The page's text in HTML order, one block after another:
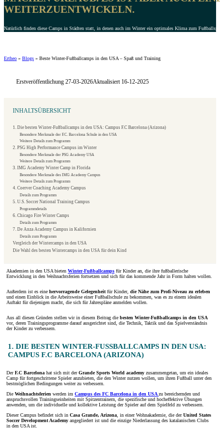
WEITERZUENTWICKELN.
Natürlich finden diese Camps in Städten statt, in denen auch im Winter ein optimales Klima zum
Ertheo » Blogs » Beste Winter-Fußballcamps in den USA – Spaß und Training
Erstveröffentlichung 27-03-2026Aktualisiert 16-12-2025
INHALTSÜBERSICHT
1. Die besten Winter-Fußballcamps in den USA: Campus F.C Barcelona (Arizona)
Besondere Merkmale der F.C. Barcelona Schule in den USA
Weitere Details zum Programm
2. PSG High Performance Campus im Winter
Besondere Merkmale der PSG Academy USA
Weitere Details zum Programm
3. IMG Academy Winter Camp in Florida
Besondere Merkmale des IMG Academy Campus
Weitere Details zum Programm
4. Coerver Coaching Academy Campus
Details zum Programm
5. U.S. Soccer National Training Campus
Programmdetails
6. Chicago Fire Winter Camps
Details zum Programm
7. De Anza Academy Campus in Kalifornien
Details zum Programm
Vergleich der Wintercamps in den USA
Die Wahl des besten Wintercamps in den USA für dein Kind
Akademien in den USA bieten Winter-Fußballcamps für Kinder an, die ihre fußballerische
Entwicklung in den Weihnachtsferien fortsetzen und sich für das kommende Jahr in Form halten wollen.
Außerdem ist es eine hervorragende Gelegenheit für Kinder, die Nähe zum Profi-Niveau zu erleben
und einen Einblick in die Arbeitsweise einer Fußballschule zu bekommen, was es zu einem idealen
Auftakt für diejenigen macht, die sich für Jahrespläne anmelden wollen.
Aus all diesen Gründen stellen wir in diesem Beitrag die besten Winter-Fußballcamps in den USA
vor, deren Trainingsprogramme darauf ausgerichtet sind, die Technik, Taktik und das Spielverständnis
der Kinder zu verbessern.
1. DIE BESTEN WINTER-FUSSBALLCAMPS IN DEN USA: C
AMPUS F.C BARCELONA (ARIZONA)
DerF.C Barcelona hat sich mit derGrande Sports World academy zusammengetan, um ein ideales
Camp für fortgeschrittene Spieler anzubieten, die den Winter nutzen wollen, um ihren Fußball unter den
bestmöglichen Bedingungen weiter zu verbessern.
Die Weihnachtsferien werden im Campus des FC Barcelona in den USAzu bereichernden und
anspruchsvollen Trainingseinheiten mit Spitzentrainern, die spezifische und hocheffektive Übungen
anwenden, um die individuelle und kollektive Leistung der Spieler auf dem Spielfeld zu verbessern.
Dieser Campus befindet sich in Casa Grande, Arizona , in einer Wohnakademie, die derUnited States
Soccer Development Academy angegliedert ist und die einzige Niederlassung des katalanischen Clubs
in den USA ist.